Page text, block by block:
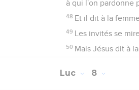
à qui l'on pardonne
48 Et il dit à la
49 Les invités se
50 Mais Jésus dit à
Luc 8